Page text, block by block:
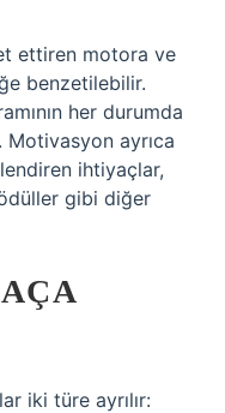
ettiren motora ve
benzetilebilir.
her durumda
ayrıca
ihtiyaçlar,
gibi diğer
iki türe ayrılır: